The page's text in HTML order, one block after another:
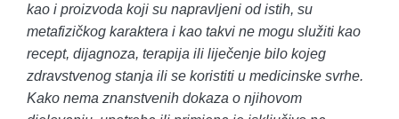
kao i proizvoda koji su napravljeni od istih, su
metafizičkog karaktera i kao takvi ne mogu služiti kao
recept, dijagnoza, terapija ili liječenje bilo kojeg
zdravstvenog stanja ili se koristiti u medicinske svrhe.
Kako nema znanstvenih dokaza o njihovom